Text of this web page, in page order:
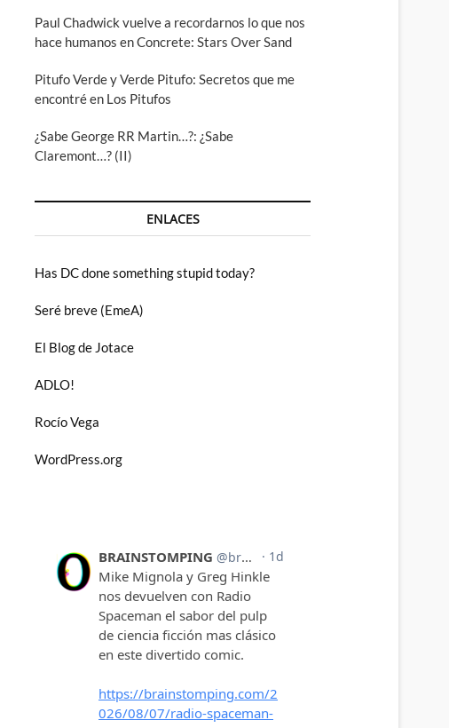
Paul Chadwick vuelve a recordarnos lo que nos
hace humanos en Concrete: Stars Over Sand
Pitufo Verde y Verde Pitufo: Secretos que me
encontré en Los Pitufos
¿Sabe George RR Martin…?: ¿Sabe
Claremont…? (II)
ENLACES
Has DC done something stupid today?
Seré breve (EmeA)
El Blog de Jotace
ADLO!
Rocío Vega
WordPress.org